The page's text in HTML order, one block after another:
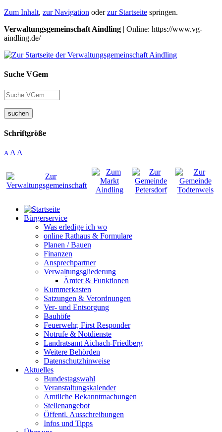
Zum Inhalt, zur Navigation oderzur Startseite springen.
Verwaltungsgemeinschaft Aindling | Online: https://www.vg-
aindling.de/
Suche VGem
suchen
Schriftgröße
A A A
Bürgerservice
Was erledige ich wo
online Rathaus & Formulare
Planen / Bauen
Finanzen
Ansprechpartner
Verwaltungsgliederung
Ämter & Funktionen
Kummerkasten
Satzungen & Verordnungen
Ver- und Entsorgung
Bauhöfe
Feuerwehr, First Responder
Notrufe & Notdienste
Landratsamt Aichach-Friedberg
Weitere Behörden
Datenschutzhinweise
Aktuelles
Bundestagswahl
Veranstaltungskalender
Amtliche Bekanntmachungen
Stellenangebot
Öffentl. Ausschreibungen
Infos und Tipps